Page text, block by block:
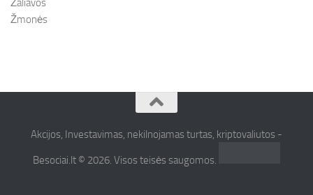
Žaliavos
Žmonės
Akcijos, Investavimas, nekilnojamas turtas, kriptovaliutos -
Besociai.lt © 2026. Visos teisės saugomos.